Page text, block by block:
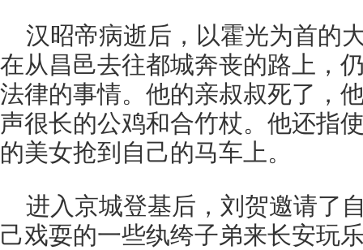
汉昭帝病逝后，以霍光为首的
在从昌邑去往都城奔丧的路上，
法律的事情。他的亲叔叔死了，
声很长的公鸡和合竹杖。他还指
的美女抢到自己的马车上。
进入京城登基后，刘贺邀请了
己戏耍的一些纨绔子弟来长安玩